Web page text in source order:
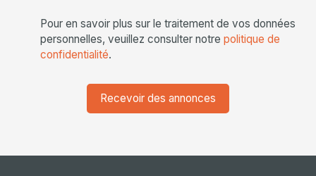
Pour en savoir plus sur le traitement de vos données
personnelles, veuillez consulter notre politique de
confidentialité.
Recevoir des annonces